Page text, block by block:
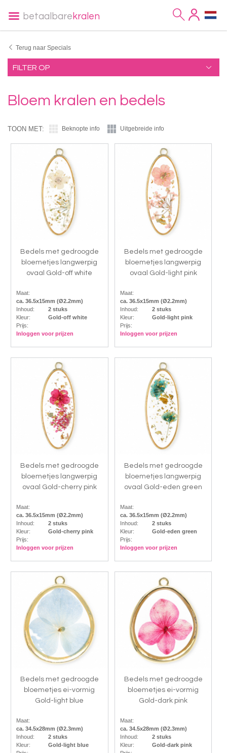
betaalbare kralen
Terug naar Specials
FILTER OP
Bloem kralen en bedels
TOON MET: Beknopte info Uitgebreide info
Bedels met gedroogde
bloemetjes langwerpig
ovaal Gold-off white
Maat:
ca. 36.5x15mm (Ø2.2mm)
Inhoud:
2 stuks
Kleur:
Gold-off white
Prijs:
Inloggen voor prijzen
Bedels met gedroogde
bloemetjes langwerpig
ovaal Gold-light pink
Maat:
ca. 36.5x15mm (Ø2.2mm)
Inhoud:
2 stuks
Kleur:
Gold-light pink
Prijs:
Inloggen voor prijzen
Bedels met gedroogde
bloemetjes langwerpig
ovaal Gold-cherry pink
Maat:
ca. 36.5x15mm (Ø2.2mm)
Inhoud:
2 stuks
Kleur:
Gold-cherry pink
Prijs:
Inloggen voor prijzen
Bedels met gedroogde
bloemetjes langwerpig
ovaal Gold-eden green
Maat:
ca. 36.5x15mm (Ø2.2mm)
Inhoud:
2 stuks
Kleur:
Gold-eden green
Prijs:
Inloggen voor prijzen
Bedels met gedroogde
bloemetjes ei-vormig
Gold-light blue
Maat:
ca. 34.5x28mm (Ø2.3mm)
Inhoud:
2 stuks
Kleur:
Gold-light blue
Bedels met gedroogde
bloemetjes ei-vormig
Gold-dark pink
Maat:
ca. 34.5x28mm (Ø2.3mm)
Inhoud:
2 stuks
Kleur:
Gold-dark pink